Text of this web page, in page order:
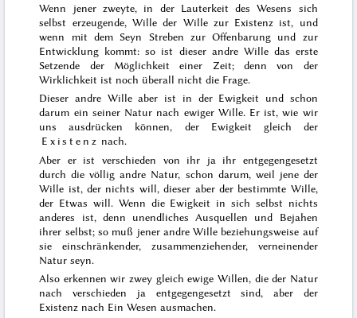
Wenn jener zweyte, in der Lauterkeit des Wesens sich
selbst erzeugende, Wille der Wille zur Existenz ist, und
wenn mit dem Seyn Streben zur Offenbarung und zur
Entwicklung kommt: so ist dieser andre Wille das erste
Setzende der Möglichkeit einer Zeit; denn von der
Wirklichkeit ist noch überall nicht die Frage.
Dieser andre Wille aber ist in der Ewigkeit und schon
darum ein seiner Natur nach ewiger Wille. Er ist, wie wir
uns ausdrücken können, der Ewigkeit gleich der
Existenz nach.
Aber er ist verschieden von ihr ja ihr entgegengesetzt
durch die völlig andre Natur, schon darum, weil jene der
Wille ist, der nichts will, dieser aber der bestimmte Wille,
der Etwas will. Wenn die Ewigkeit in sich selbst nichts
anderes ist, denn unendliches Ausquellen und Bejahen
ihrer selbst; so muß jener andre Wille beziehungsweise auf
sie einschränkender, zusammenziehender, verneinender
Natur seyn.
Also erkennen wir zwey gleich ewige Willen, die der Natur
nach verschieden ja entgegengesetzt sind, aber der
Existenz nach Ein Wesen ausmachen.